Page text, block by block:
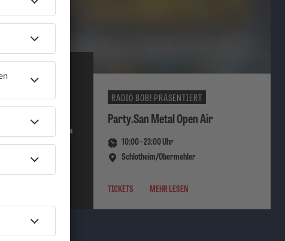
06.
AUGUST
RADIO BOB! PRÄSENTIERT
Party.San Metal Open Air
10:00-23:00Uhr
Schlotheim/Obermehler
TICKETS MEHR LESEN